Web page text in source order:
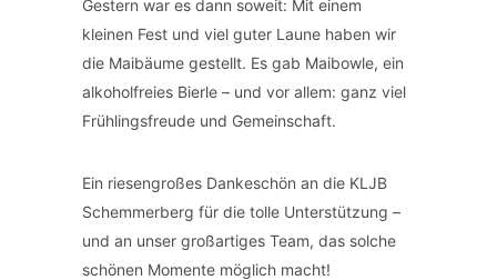
Gestern war es dann soweit: Mit einem
kleinen Fest und viel guter Laune haben wir
die Maibäume gestellt. Es gab Maibowle, ein
alkoholfreies Bierle – und vor allem: ganz viel
Frühlingsfreude und Gemeinschaft.
Ein riesengroßes Dankeschön an die KLJB
Schemmerberg für die tolle Unterstützung –
und an unser großartiges Team, das solche
schönen Momente möglich macht!